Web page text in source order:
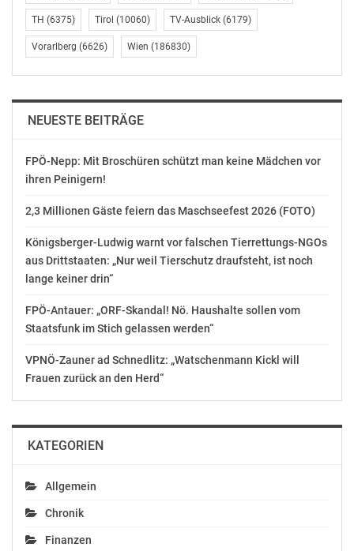
„Ich bin davon überzeugt, dass die zukünftigen
Bewohnerinnen und
Bewohner des Gemeindebaus in der Fontanastraße von
Oberlaa und die
Therme Wien sind zu Fuß in wenigen Minuten
es eine Top-Anbindung durch die U1-Station-Oberlaa,
die
entfernt“,
erklärte Bezirksvorsteher Marcus Franz.
Zwtl.: Licht, Luft und Sonne in der Fontanastraße
Der Gemeindebau Neu in der Fontanastraße 3 in
Favoriten folgt dem
Motto „Licht, Luft und Sonne“. Damit werden die
Grundsätze des Wiener
drei Baukörpern mit jeweils vier, fünf und neun
Geschoßen, die
geben.
120
TH (6375) Tirol (10060) TV-Ausblick (6179)
Vorarlberg (6626) Wien (186830)
NEUESTE BEITRÄGE
FPÖ-Nepp: Mit Broschüren schützt man keine Mädchen vor
ihren Peinigern!
2,3 Millionen Gäste feiern das Maschseefest 2026 (FOTO)
Königsberger-Ludwig warnt vor falschen Tierrettungs-NGOs
aus Drittstaaten: „Nur weil Tierschutz draufsteht, ist noch
lange keiner drin“
FPÖ-Antauer: „ORF-Skandal! Nö. Haushalte sollen vom
Staatsfunk im Stich gelassen werden“
VPNÖ-Zauner ad Schnedlitz: „Watschenmann Kickl will
Frauen zurück an den Herd“
KATEGORIEN
Allgemein
Chronik
Finanzen